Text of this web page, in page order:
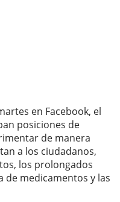
en Facebook, el
posiciones de
de manera
a los ciudadanos,
los prolongados
de medicamentos y las